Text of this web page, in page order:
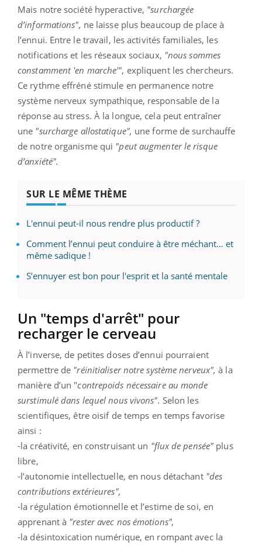
Mais notre société hyperactive, "surchargée
d’informations", ne laisse plus beaucoup de place à
l’ennui. Entre le travail, les activités familiales, les
notifications et les réseaux sociaux, "nous sommes
constamment 'en marche'", expliquent les chercheurs.
Ce rythme effréné stimule en permanence notre
système nerveux sympathique, responsable de la
réponse au stress. À la longue, cela peut entraîner
une "surcharge allostatique", une forme de surchauffe
de notre organisme qui "peut augmenter le risque
d’anxiété".
SUR LE MÊME THÈME
L'ennui peut-il nous rendre plus productif ?
Comment l’ennui peut conduire à être méchant… et
même sadique !
S’ennuyer est bon pour l'esprit et la santé mentale
Un "temps d'arrêt" pour
recharger le cerveau
À l’inverse, de petites doses d’ennui pourraient
permettre de "réinitialiser notre système nerveux", à la
manière d’un "contrepoids nécessaire au monde
surstimulé dans lequel nous vivons". Selon les
scientifiques, être oisif de temps en temps favorise
ainsi :
-la créativité, en construisant un "flux de pensée" plus
libre,
-l’autonomie intellectuelle, en nous détachant "des
contributions extérieures",
-la régulation émotionnelle et l’estime de soi, en
apprenant à "rester avec nos émotions",
-la désintoxication numérique, en rompant avec la